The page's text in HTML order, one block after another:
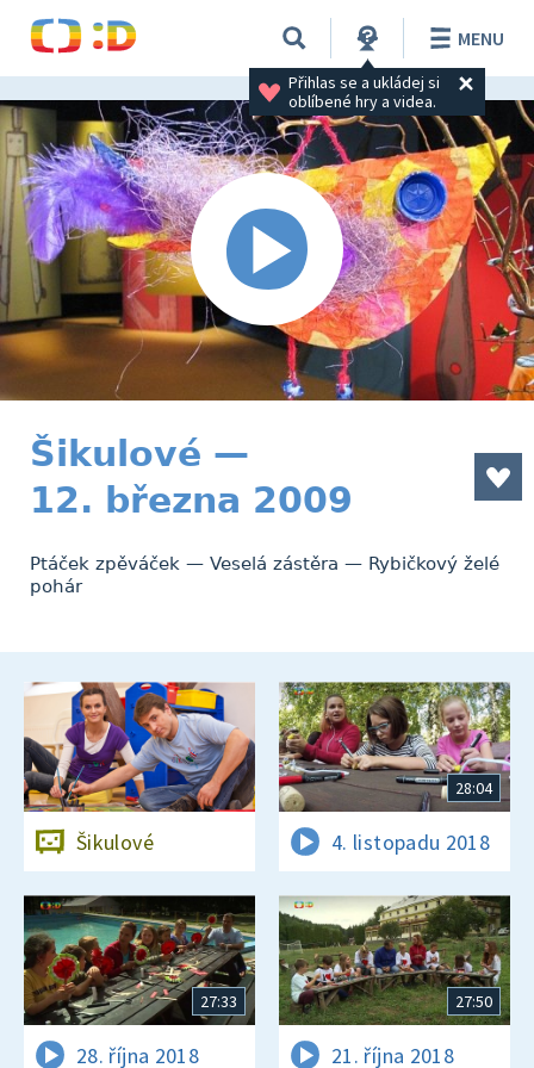
Přihlas se a ukládej si
oblíbené hry a videa.
MENU
Šikulové —
12. března 2009
Ptáček zpěváček — Veselá zástěra — Rybičkový želé
pohár
Šikulové
28:04
4. listopadu 2018
27:33
28. října 2018
27:50
21. října 2018